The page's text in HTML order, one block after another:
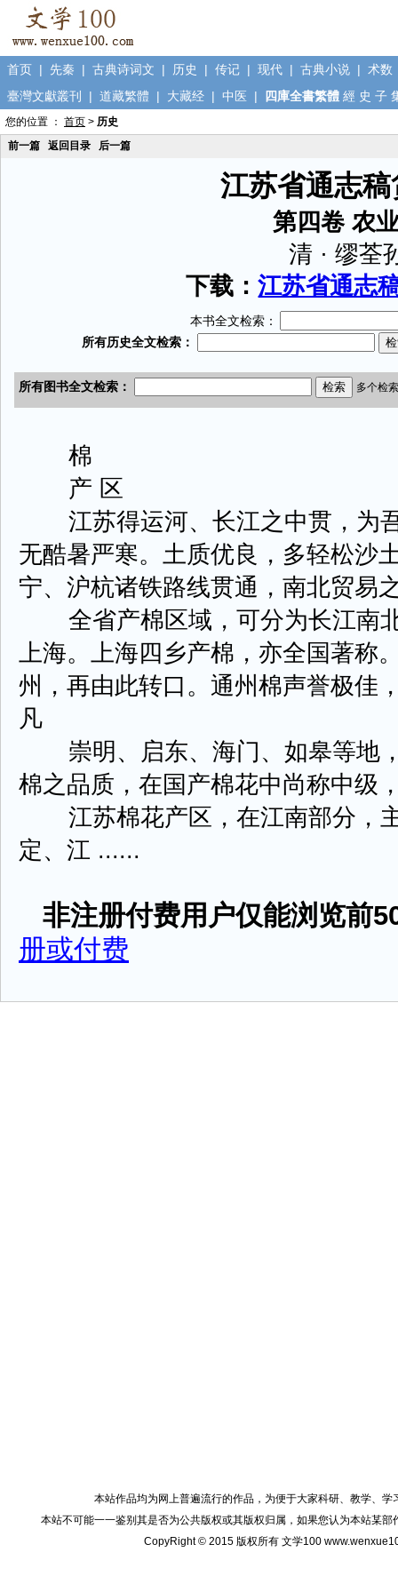
首页 | 先秦 | 古典诗词文 | 历史 | 传记 | 现代 | 古典小说 | 术数
臺灣文獻叢刊
| 道藏繁體 | 大藏经 | 中医 | 四庫全書繁體 經 史 子
您的位置 ： 首页 > 历史
前一篇
返回目录 后一篇
江苏省通志
第四卷 农
清 · 缪荃
下载：江苏省通志
本书全文检索：
棉
产 区
江苏得运河、长江之中贯，为
无酷暑严寒。土质优良，多轻松沙
宁、沪杭诸铁路线贯通，南北贸易
全省产棉区域，可分为长江南
上海。上海四乡产棉，亦全国著称
州，再由此转口。通州棉声誉极佳
凡
崇明、启东、海门、如皋等地
棉之品质，在国产棉花中尚称中级
江苏棉花产区，在江南部分，
定、江 ......
非注册付费用户仅能浏览前
册或付费
本站作品均为网上普遍流行的作品，为便于大家科研、教学、
本站不可能一一鉴别其是否为公共版权或其版权归属，如果您认为本站某
CopyRight © 2015 版权所有 文学100